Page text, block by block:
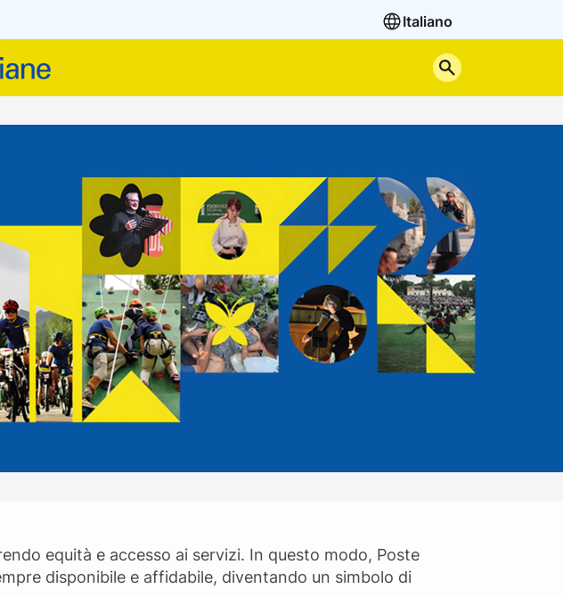
Italiano
Cerca nel sito
Il nostro percorso.
equità e accesso ai servizi. In questo modo, Poste
disponibile e affidabile, diventando un simbolo di